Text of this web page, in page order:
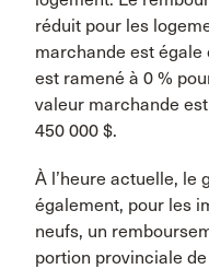
réduit pour les
marchande est égale
est ramené à 0 %
valeur marchande
450 000 $.
À l’heure actuelle, le
également, pour les
neufs, un
portion provinciale